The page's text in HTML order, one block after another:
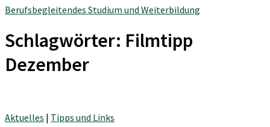
Berufsbegleitendes Studium und Weiterbildung
Schlagwörter: Filmtipp
Dezember
Aktuelles | Tipps und Links